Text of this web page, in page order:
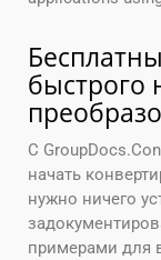
быстрого
С
начать
нужно ничего
примерами для